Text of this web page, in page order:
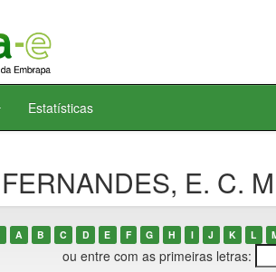
Estatísticas
E. C.
A B C D E F G H I J K L
ou entre com as primeiras letras: